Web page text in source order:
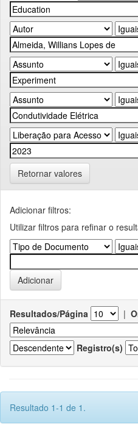
Retornar valores
Adicionar filtros:
Utilizar filtros para refinar o
Resultados/Página |
Registro(s)
Resultado 1-1 de 1.